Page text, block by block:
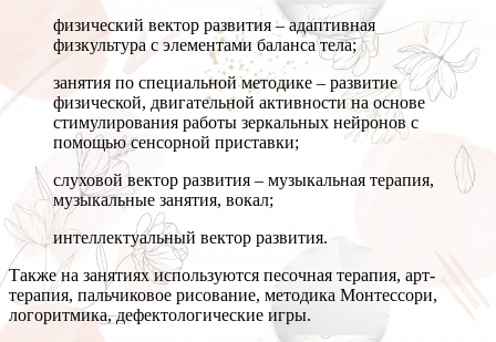
физический вектор развития – адаптивная
физкультура с элементами баланса тела;
занятия по специальной методике – развитие
физической, двигательной активности на основе
стимулирования работы зеркальных нейронов с
помощью сенсорной приставки;
слуховой вектор развития – музыкальная терапия,
музыкальные занятия, вокал;
интеллектуальный вектор развития.
Также на занятиях используются песочная терапия, арт-
терапия, пальчиковое рисование, методика Монтессори,
логоритмика, дефектологические игры.